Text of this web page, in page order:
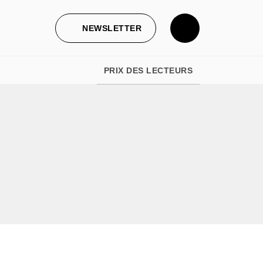
NEWSLETTER
PRIX DES LECTEURS